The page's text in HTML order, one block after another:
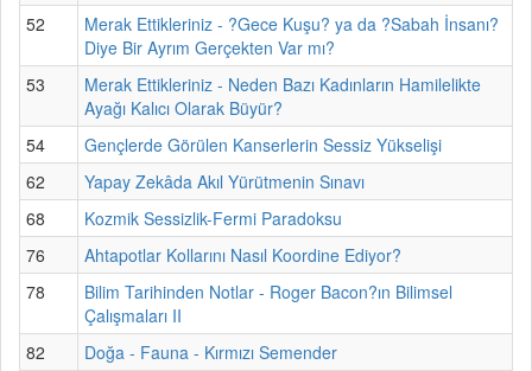
52
Merak Ettikleriniz - ?Gece Kuşu? ya da ?Sabah İnsanı?
Diye Bir Ayrım Gerçekten Var mı?
53
Merak Ettikleriniz - Neden Bazı Kadınların Hamilelikte
Ayağı Kalıcı Olarak Büyür?
54
Gençlerde Görülen Kanserlerin Sessiz Yükselişi
62
Yapay Zekâda Akıl Yürütmenin Sınavı
68
Kozmik Sessizlik-Fermi Paradoksu
76
Ahtapotlar Kollarını Nasıl Koordine Ediyor?
78
Bilim Tarihinden Notlar - Roger Bacon?ın Bilimsel
Çalışmaları II
82
Doğa - Fauna - Kırmızı Semender